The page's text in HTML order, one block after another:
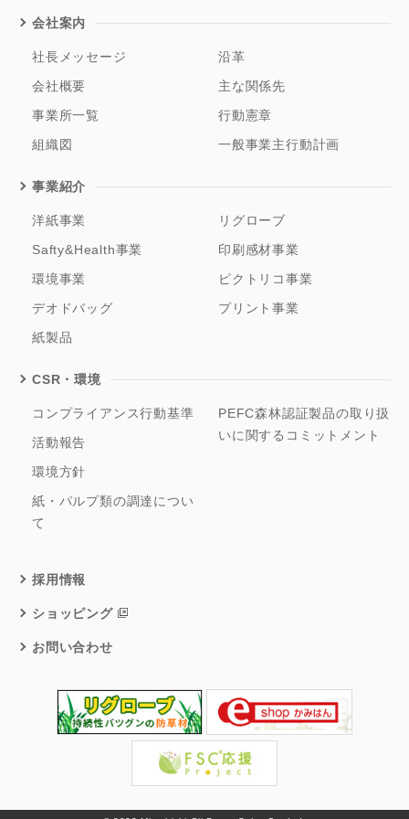
会社案内
社長メッセージ
会社概要
事業所一覧
組織図
沿革
主な関係先
行動憲章
一般事業主行動計画
事業紹介
洋紙事業
Safty&Health事業
環境事業
デオドバッグ
紙製品
リグローブ
印刷感材事業
ピクトリコ事業
プリント事業
CSR・環境
コンプライアンス行動基準
活動報告
環境方針
紙・パルプ類の調達につい
て
PEFC森林認証製品の取り扱
いに関するコミットメント
採用情報
ショッピング
お問い合わせ